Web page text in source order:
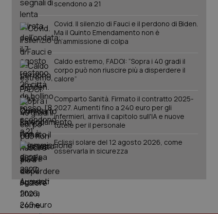
scendono a 21
Covid. Il silenzio di Fauci e il perdono di Biden.
Ma il Quinto Emendamento non è
un’ammissione di colpa
Caldo estremo, FADOI: “Sopra i 40 gradi il
corpo può non riuscire più a disperdere il
calore”
Comparto Sanità. Firmato il contratto 2025-
2027. Aumenti fino a 240 euro per gli
infermieri, arriva il capitolo sull'IA e nuove
tutele per il personale
Eclissi solare del 12 agosto 2026, come
osservarla in sicurezza
tracking-sites-ironfish-
tracking-enable
www.quotidianosanita.it
tracking-sites-ironfish-
session-id
_ga